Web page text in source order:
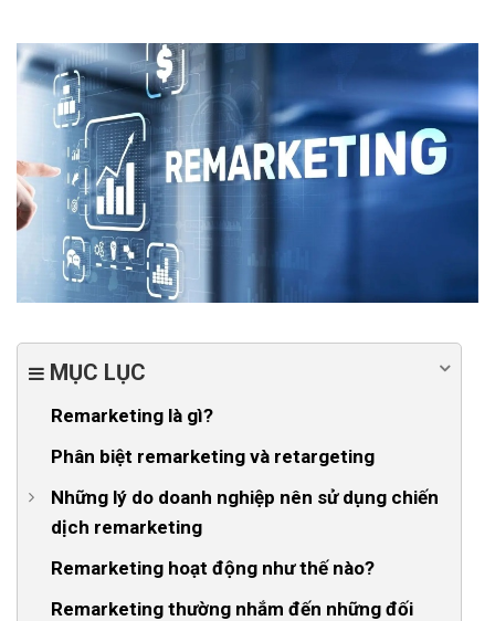
MỤC LỤC
Remarketing là gì?
Phân biệt remarketing và retargeting
Những lý do doanh nghiệp nên sử dụng chiến
dịch remarketing
1. Remarketing tạo cơ hội tương tác liên tục với
khách hàng mục tiêu
Remarketing hoạt động như thế nào?
Remarketing thường nhắm đến những đối